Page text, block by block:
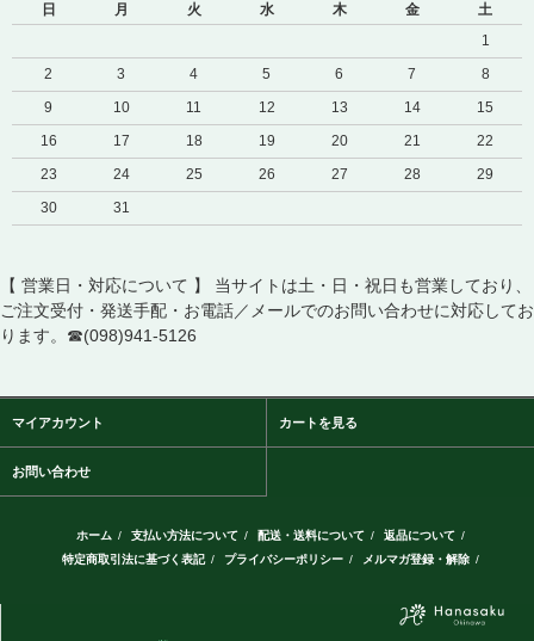
日
月 火 水 木 金
土
1
2
3 4 5 6 7
8
9
10 11 12 13 14
15
16
17 18 19 20 21
22
23
24 25 26 27 28
29
30
31
【 営業日・対応について 】 当サイトは土・日・祝日も営業しており、
ご注文受付・発送手配・お電話／メールでのお問い合わせに対応してお
ります。☎(098)941-5126
マイアカウント カートを見る
お問い合わせ
ホーム / 支払い方法について / 配送・送料について / 返品について /
特定商取引法に基づく表記 / プライバシーポリシー / メルマガ登録・解除 /